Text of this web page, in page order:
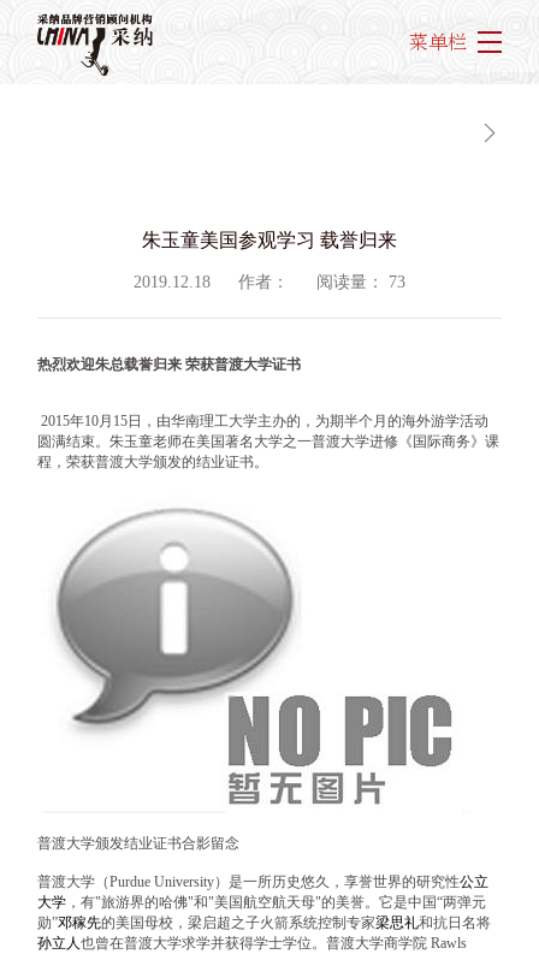
菜单栏
朱玉童美国参观学习 载誉归来
2019.12.18 作者： 阅读量： 73
热烈欢迎朱总载誉归来 荣获普渡大学证书
2015年10月15日，由华南理工大学主办的，为期半个月的海外游学活动
圆满结束。朱玉童老师在美国著名大学之一普渡大学进修《国际商务》课
程，荣获普渡大学颁发的结业证书。
普渡大学颁发结业证书合影留念
普渡大学（Purdue University）是一所历史悠久，享誉世界的研究性公立
大学 ，有"旅游界的哈佛"和"美国航空航天母"的美誉。它是中国“两弹元
勋”邓稼先的美国母校，梁启超之子火箭系统控制专家梁思礼和抗日名将
孙立人也曾在普渡大学求学并获得学士学位。普渡大学商学院 Rawls